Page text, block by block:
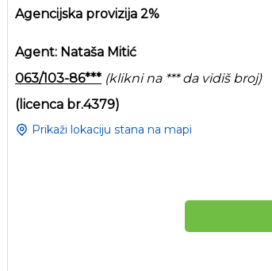
Agencijska provizija 2%
Agent: Nataša Mitić
063/103-86*** (klikni na *** da vidiš broj)
(licenca br.4379)
Prikaži lokaciju stana na mapi